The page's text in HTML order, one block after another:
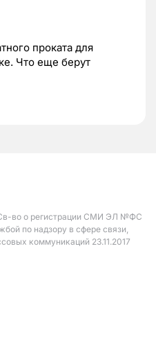
проката для
Что еще берут
во о регистрации СМИ ЭЛ №ФС
по надзору в сфере связи,
коммуникаций 23.11.2017